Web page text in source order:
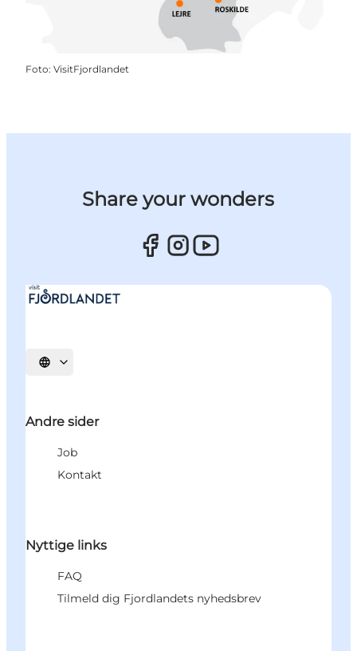
Foto: VisitFjordlandet
Share your wonders
Vælg sprog
Andre sider
Job
Kontakt
Nyttige links
FAQ
Tilmeld dig Fjordlandets nyhedsbrev